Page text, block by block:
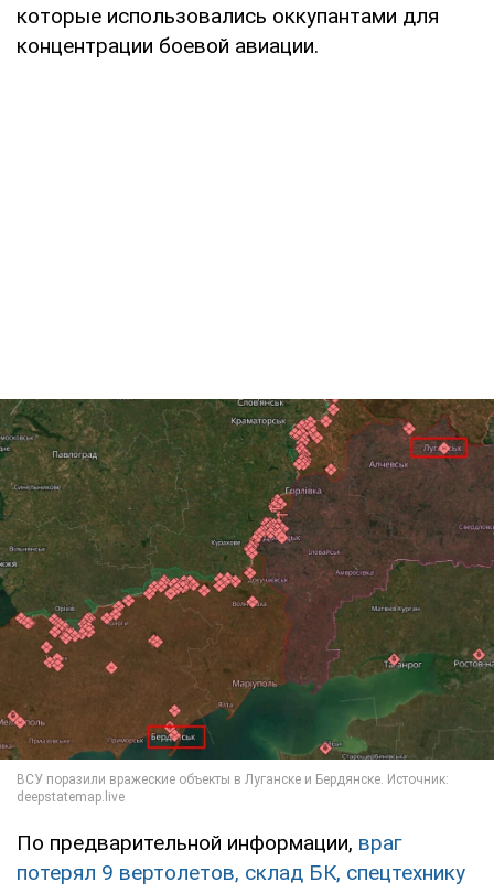
которые использовались оккупантами для
концентрации боевой авиации.
По предварительной информации, враг
потерял 9 вертолетов, склад БК, спецтехнику